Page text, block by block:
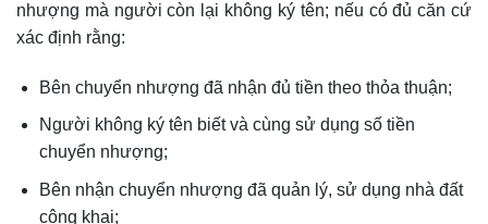
nhượng mà người còn lại không ký tên; nếu có đủ căn cứ
xác định rằng:
Bên chuyển nhượng đã nhận đủ tiền theo thỏa thuận;
Người không ký tên biết và cùng sử dụng số tiền
chuyển nhượng;
Bên nhận chuyển nhượng đã quản lý, sử dụng nhà đất
công khai;